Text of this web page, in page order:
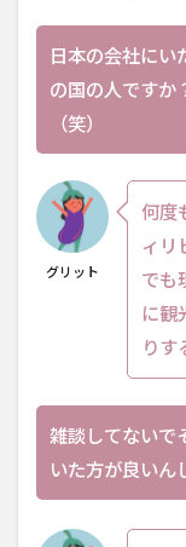
日本の会社にい
の国の人ですか
（笑）
グリット
何度
ィリ
でも
に観
りす
雑談してないで
いた方が良いん